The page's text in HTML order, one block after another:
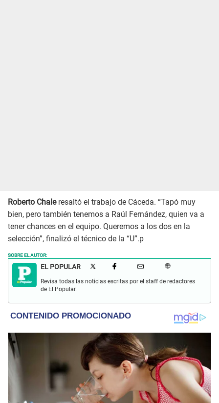
Roberto Chaleresaltó el trabajo de Cáceda. “Tapó muy
bien, pero también tenemos a Raúl Fernández, quien va a
tener chances en el equipo. Queremos a los dos en la
selección”, finalizó el técnico de la “U”.p
SOBRE EL AUTOR:
EL POPULAR
Revisa todas las noticias escritas por el staff de redactores
de El Popular.